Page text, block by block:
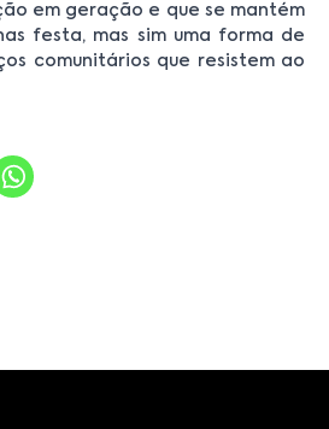
em geração e que se mantém
festa, mas sim uma forma de
comunitários que resistem ao